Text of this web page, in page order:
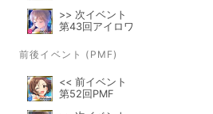
>> 次イベント
第43回アイロワ
前後イベント (PMF)
<< 前イベント
第52回PMF